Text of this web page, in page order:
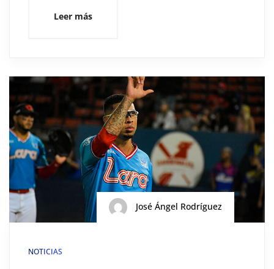
Leer más
José Ángel Rodríguez
NOTICIAS